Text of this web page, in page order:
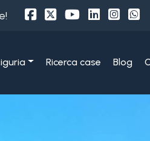
Ricerca case Blog